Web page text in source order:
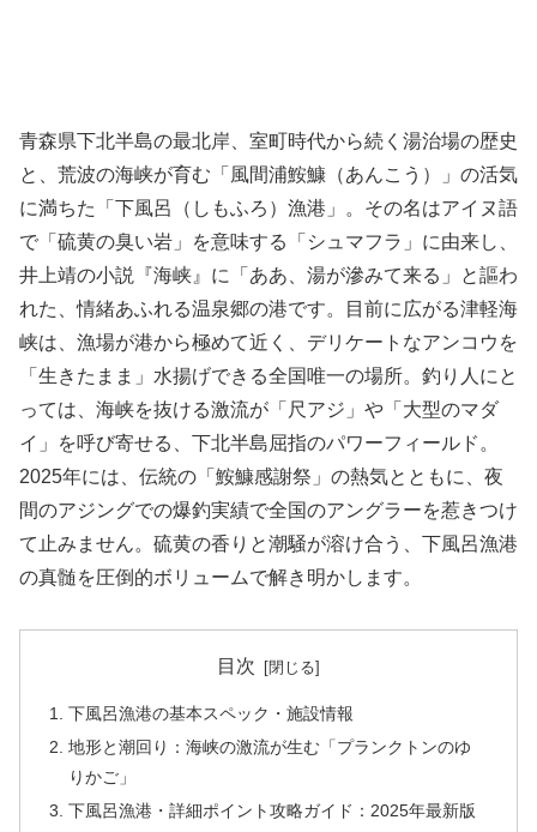
青森県下北半島の最北岸、室町時代から続く湯治場の歴史
と、荒波の海峡が育む「風間浦鮟鱇（あんこう）」の活気
に満ちた「下風呂（しもふろ）漁港」。その名はアイヌ語
で「硫黄の臭い岩」を意味する「シュマフラ」に由来し、
井上靖の小説『海峡』に「ああ、湯が滲みて来る」と謳わ
れた、情緒あふれる温泉郷の港です。目前に広がる津軽海
峡は、漁場が港から極めて近く、デリケートなアンコウを
「生きたまま」水揚げできる全国唯一の場所。釣り人にと
っては、海峡を抜ける激流が「尺アジ」や「大型のマダ
イ」を呼び寄せる、下北半島屈指のパワーフィールド。
2025年には、伝統の「鮟鱇感謝祭」の熱気とともに、夜
間のアジングでの爆釣実績で全国のアングラーを惹きつけ
て止みません。硫黄の香りと潮騒が溶け合う、下風呂漁港
の真髄を圧倒的ボリュームで解き明かします。
目次
下風呂漁港の基本スペック・施設情報
地形と潮回り：海峡の激流が生む「プランクトンのゆ
りかご」
下風呂漁港・詳細ポイント攻略ガイド：2025年最新版